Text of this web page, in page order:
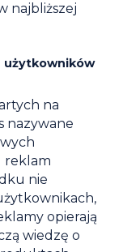
najbliższej
użytkowników
na
nazywane
reklam
nie
opierają
wiedzę o